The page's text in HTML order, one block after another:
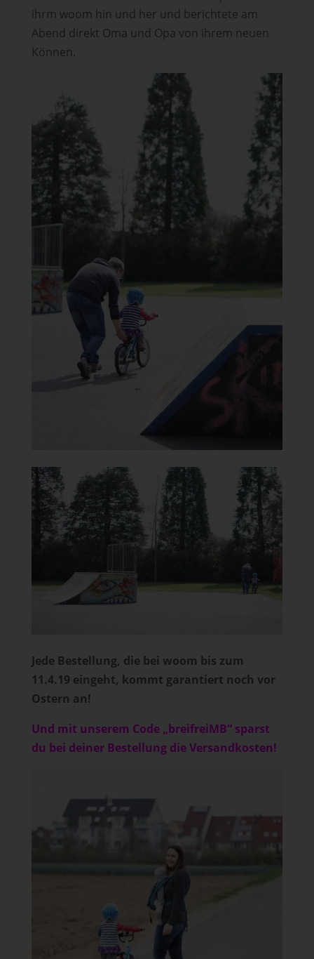
ihrm woom hin und her und berichtete am
Abend direkt Oma und Opa von ihrem neuen
Können.
Jede Bestellung, die bei woom bis zum
11.4.19 eingeht, kommt garantiert noch vor
Ostern an!
Und mit unserem Code „breifreiMB“ sparst
du bei deiner Bestellung die Versandkosten!